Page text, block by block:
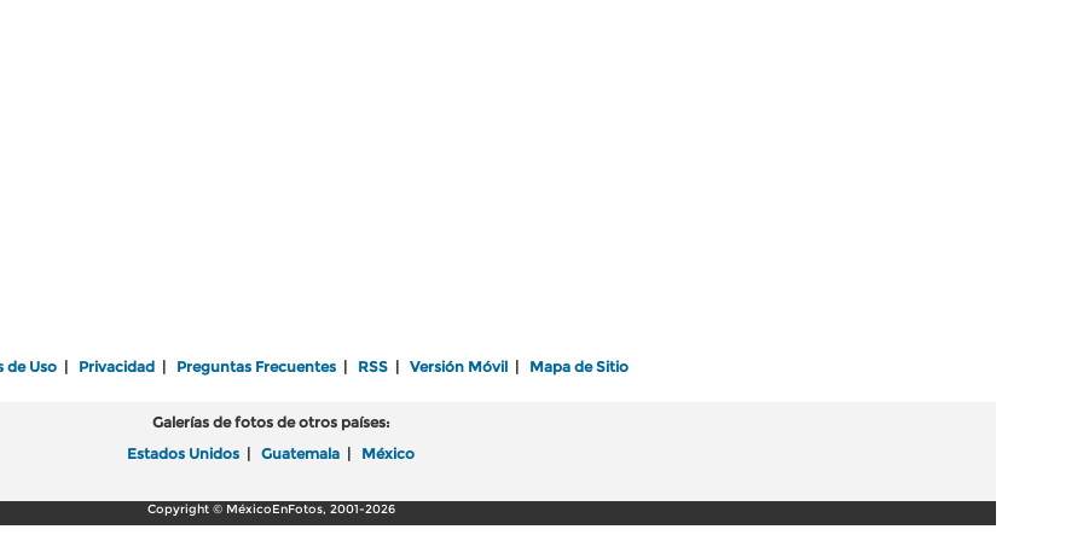
de Uso Privacidad Preguntas Frecuentes RSS Versión Móvil Mapa de Sitio
Galerías de fotos de otros países:
Estados Unidos
Guatemala México
Copyright © MéxicoEnFotos, 2001-2026